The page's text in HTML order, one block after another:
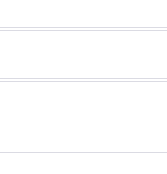
درایونوری